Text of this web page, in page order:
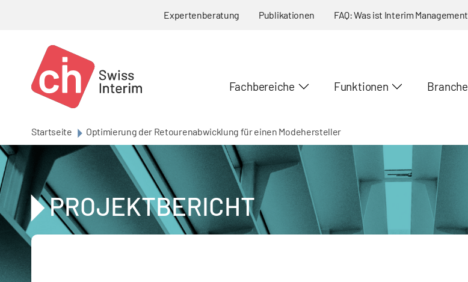
Expertenberatung Publikationen FAQ: Was ist Interim
Fachbereiche Funktionen
Startseite Optimierung der Retourenabwicklung für einen Modehersteller
PROJEKTBERICHT